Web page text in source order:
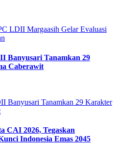
Banyusari Tanamkan 29
Caberawit
CAI 2026, Tegaskan
Indonesia Emas 2045